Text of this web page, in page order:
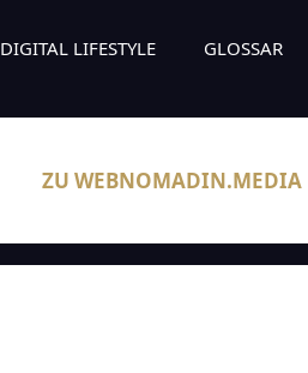
DIGITAL LIFESTYLE GLOSSAR
ZU WEBNOMADIN.MEDIA